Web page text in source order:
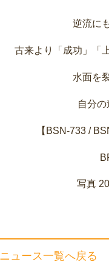
逆流に
古来より「成功」「
水面を
自分の
【BSN-733 /
ュース一覧へ戻る